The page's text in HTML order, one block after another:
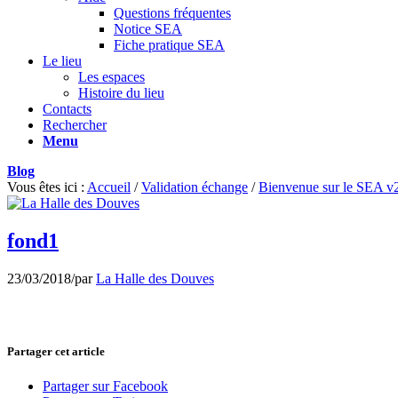
Questions fréquentes
Notice SEA
Fiche pratique SEA
Le lieu
Les espaces
Histoire du lieu
Contacts
Rechercher
Menu
Blog
Vous êtes ici : Accueil / Validation échange / Bienvenue sur le SEA
fond1
23/03/2018/parLa Halle des Douves
Partager cet article
Partager sur Facebook